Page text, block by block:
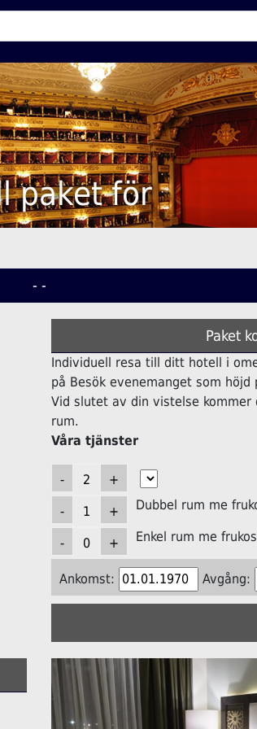
paket för
- -
Paket
Individuell resa till ditt hotell i
på Besök evenemanget som höjd
Vid slutet av din vistelse
rum.
Våra tjänster
Dubbel rum me
Enkel rum me
Ankomst: Avgång: